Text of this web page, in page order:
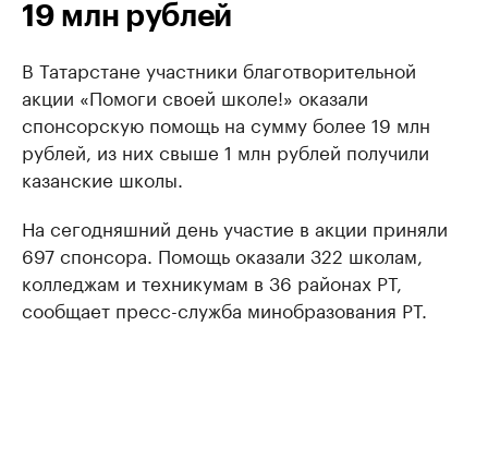
19 млн рублей
В Татарстане участники благотворительной
акции «Помоги своей школе!» оказали
спонсорскую помощь на сумму более 19 млн
рублей, из них свыше 1 млн рублей получили
казанские школы.
На сегодняшний день участие в акции приняли
697 спонсора. Помощь оказали 322 школам,
колледжам и техникумам в 36 районах РТ,
сообщает пресс-служба минобразования РТ.